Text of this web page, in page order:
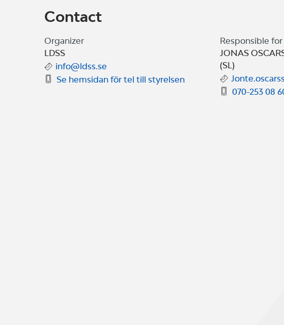
Contact
Organizer
LDSS
info@ldss.se
Se hemsidan för tel till styrelsen
Responsible
JONAS
(SL)
070-253 08